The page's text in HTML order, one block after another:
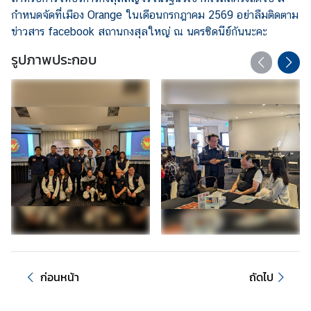
บ
บ
อ
ร์
ข่
า
ว
/
กิ
จ
ก
ร
กำหนดจัดที่เมือง Orange ในเดือนกรกฎาคม 2569 อย่าลืมติดตาม
ข่าวสาร facebook สถานกงสุลใหญ่ ณ นครซิดนีย์กันนะคะ
รูปภาพประกอบ
ก่อนหน้า ถัดไป